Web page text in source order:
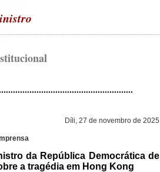
Díli, 27 de novembro de 2025
da República Democrática de
a tragédia em Hong Kong